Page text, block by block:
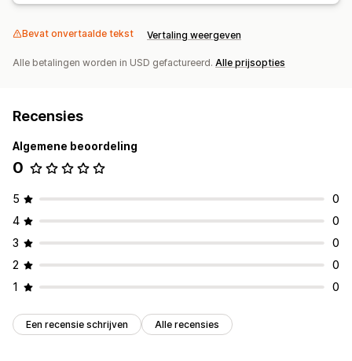
Bevat onvertaalde tekst Vertaling weergeven
Alle betalingen worden in USD gefactureerd. Alle prijsopties
Recensies
Algemene beoordeling
0
5
0
4
0
3
0
2
0
1
0
Een recensie schrijven Alle recensies